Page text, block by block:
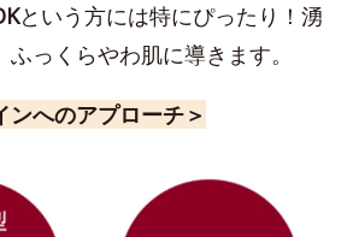
という方には特にぴったり！湧
っくらやわ肌に導きます。
ンへのアプローチ＞